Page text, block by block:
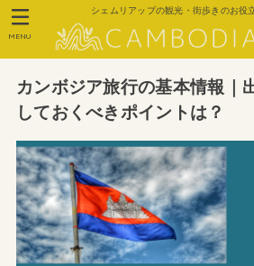
シェムリアップの観光・街歩きのお役
MENU
カンボジア旅行の基本情報｜
しておくべきポイントは？